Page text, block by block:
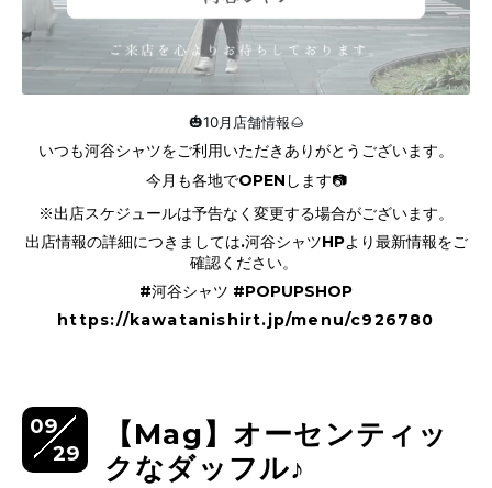
🎃10月店舗情報🌰
いつも河谷シャツをご利用いただきありがとうございます。
今月も各地でOPENします📷
※出店スケジュールは予告なく変更する場合がございます。
出店情報の詳細につきましては.河谷シャツHPより最新情報をご
確認ください。
#河谷シャツ #POPUPSHOP
https://kawatanishirt.jp/menu/c926780
09
29
【Mag】オーセンティッ
クなダッフル♪